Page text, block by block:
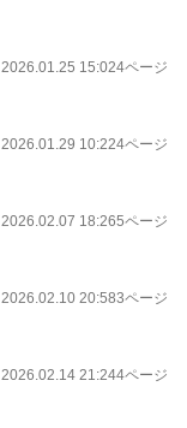
2026.01.25 15:024ページ
2026.01.29 10:224ページ
2026.02.07 18:265ページ
2026.02.10 20:583ページ
2026.02.14 21:244ページ